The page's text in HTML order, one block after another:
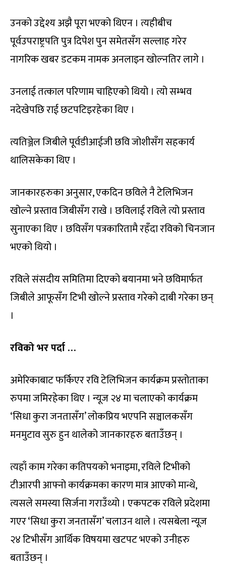
उनको उद्देश्य अझै पूरा भएको थिएन । त्यहीबीच
पूर्वउपराष्ट्रपति पुत्र दिपेश पुन समेतसँग सल्लाह गरेर
नागरिक खबर डटकम नामक अनलाइन खोल्नतिर लागे ।
उनलाई तत्काल परिणाम चाहिएको थियो । त्यो सम्भव
नदेखेपछि राई छटपटिइरहेका थिए ।
त्यतिञ्जेल जिबीले पूर्वडीआईजी छवि जोशीसँग सहकार्य
थालिसकेका थिए ।
जानकारहरुका अनुसार, एकदिन छविले नै टेलिभिजन
खोल्ने प्रस्ताव जिबीसँग राखे । छविलाई रविले त्यो प्रस्ताव
सुनाएका थिए । छविसँग पत्रकारितामै रहँदा रविको चिनजान
भएको थियो ।
रविले संसदीय समितिमा दिएको बयानमा भने छविमार्फत
जिबीले आफूसँग टिभी खोल्ने प्रस्ताव गरेको दाबी गरेका छन्
।
रविको भर पर्दा …
अमेरिकाबाट फर्किएर रवि टेलिभिजन कार्यक्रम प्रस्तोताका
रुपमा जमिरहेका थिए । न्यूज २४ मा चलाएको कार्यक्रम
‘सिधा कुरा जनतासँग’ लोकप्रिय भएपनि सञ्चालकसँग
मनमुटाव सुरु हुन थालेको जानकारहरु बताउँछन् ।
त्यहाँ काम गरेका कतिपयको भनाइमा, रविले टिभीको
टीआरपी आफ्नो कार्यक्रमका कारण मात्र आएको मान्थे,
त्यसले समस्या सिर्जना गराउँथ्यो । एकपटक रविले प्रदेशमा
गएर ‘सिधा कुरा जनतासँग’ चलाउन थाले । त्यसबेला न्यूज
२४ टिभीसँग आर्थिक विषयमा खटपट भएको उनीहरु
बताउँछन् ।